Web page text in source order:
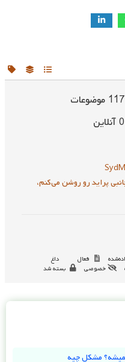
117 موضوعات
0 آنلاین
پراید رو روشن می‌کنم،
فعال
داغ
خصوصی بسته شد
مشکل چیه